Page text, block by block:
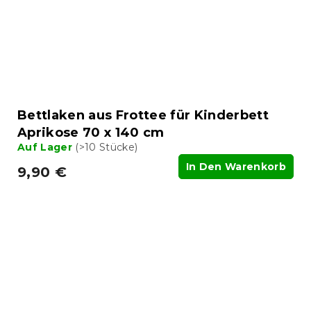
Bettlaken aus Frottee für Kinderbett
Aprikose 70 x 140 cm
Auf Lager (>10 Stücke)
9,90 € In Den Warenkorb